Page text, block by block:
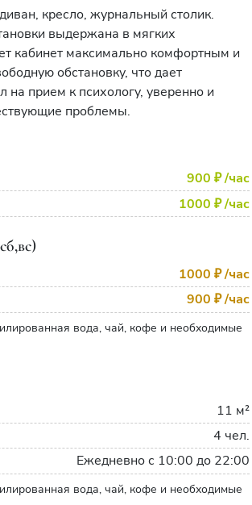
кресло, журнальный столик.
выдержана в мягких
кабинет максимально комфортным и
обстановку, что дает
на прием к психологу, уверенно и
проблемы.
900 ₽/час
1000 ₽/час
1000 ₽/час
900 ₽/час
вода, чай, кофе и необходимые
11 м²
4 чел.
Ежедневно с 10:00 до 22:00
вода, чай, кофе и необходимые